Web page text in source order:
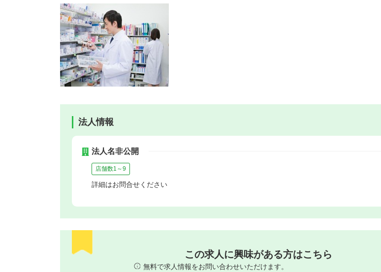
法人情報
法人名非公開
店舗数1～9
詳細はお問合せください
この求人に興味がある方はこちら
無料で求人情報をお問い合わせいただけます。